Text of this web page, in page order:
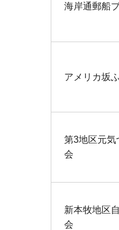
海岸通郵船
アメリカ坂
第3地区元気
会
新本牧地区
会